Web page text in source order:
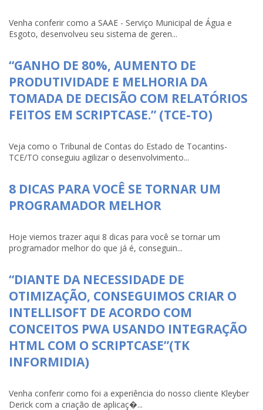
Venha conferir como a SAAE - Serviço Municipal de Água e
Esgoto, desenvolveu seu sistema de geren...
“GANHO DE 80%, AUMENTO DE
PRODUTIVIDADE E MELHORIA DA
TOMADA DE DECISÃO COM RELATÓRIOS
FEITOS EM SCRIPTCASE.” (TCE-TO)
Veja como o Tribunal de Contas do Estado de Tocantins-
TCE/TO conseguiu agilizar o desenvolvimento...
8 DICAS PARA VOCÊ SE TORNAR UM
PROGRAMADOR MELHOR
Hoje viemos trazer aqui 8 dicas para você se tornar um
programador melhor do que já é, conseguin...
“DIANTE DA NECESSIDADE DE
OTIMIZAÇÃO, CONSEGUIMOS CRIAR O
INTELLISOFT DE ACORDO COM
CONCEITOS PWA USANDO INTEGRAÇÃO
HTML COM O SCRIPTCASE”(TK
INFORMIDIA)
Venha conferir como foi a experiência do nosso cliente Kleyber
Derick com a criação de aplicaç�...